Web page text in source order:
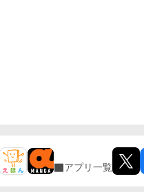
アプリ一覧